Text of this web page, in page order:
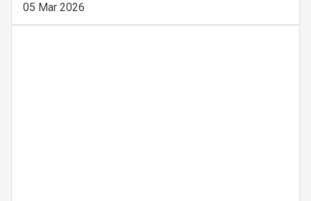
05 Mar 2026